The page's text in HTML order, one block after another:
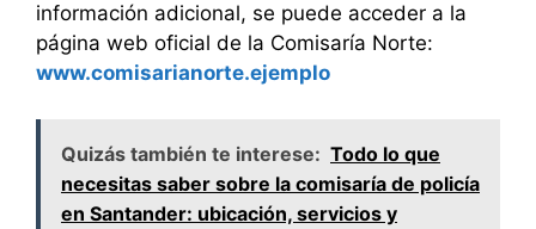
información adicional, se puede acceder a la
página web oficial de la Comisaría Norte:
www.comisarianorte.ejemplo
Quizás también te interese: Todo lo que
necesitas saber sobre la comisaría de policía
en Santander: ubicación, servicios y